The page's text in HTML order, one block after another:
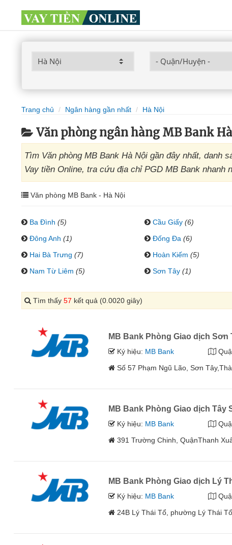
Trang chủ Ngân hàng gần nhất Hà Nội
Văn phòng ngân hàng MB Bank
Tìm Văn phòng MB Bank Hà Nội gần đây nhất, danh
Vay tiền Online, tra cứu địa chỉ PGD MB Bank nhanh
Văn phòng MB Bank - Hà Nội
Ba Đình (5) Cầu Giấy (6)
Đông Anh (1) Đống Đa (6)
Hai Bà Trưng (7) Hoàn Kiếm (5)
Nam Từ Liêm (5) Sơn Tây (1)
Tìm thấy 57 kết quả (0.0020 giây)
MB Bank Phòng Giao dịch Sơn
Ký hiệu: MB Bank
Số 57 Phạm Ngũ Lão, Sơn
MB Bank Phòng Giao dịch Tây
Ký hiệu: MB Bank
391 Trường Chinh, QuậnThanh
MB Bank Phòng Giao dịch Lý
Ký hiệu: MB Bank
24B Lý Thái Tổ, phường Lý Thái